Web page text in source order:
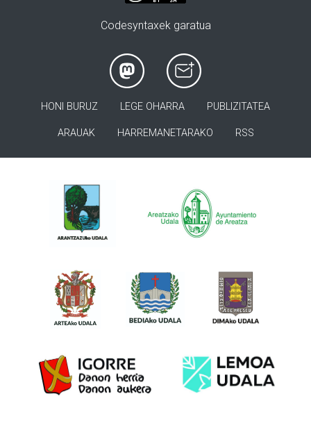
Codesyntaxek garatua
HONI BURUZ LEGE OHARRA PUBLIZITATEA
ARAUAK HARREMANETARAKO RSS